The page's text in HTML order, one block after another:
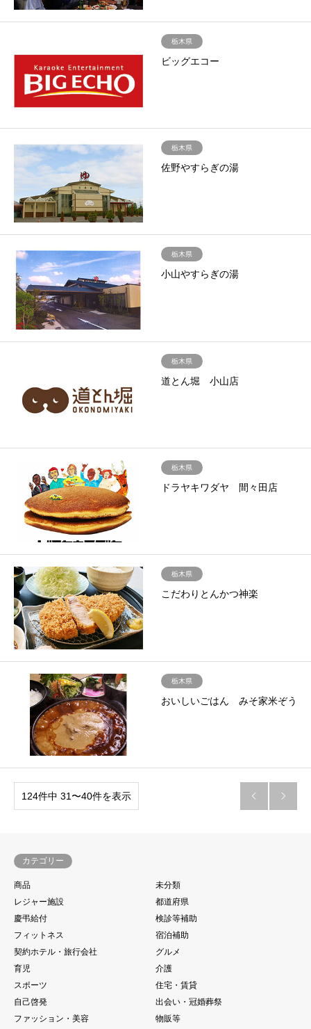
栃木県
ビッグエコー
栃木県
佐野やすらぎの湯
栃木県
小山やすらぎの湯
栃木県
道とん堀 小山店
栃木県
ドラヤキワダヤ 間々田店
栃木県
こだわりとんかつ神楽
栃木県
おいしいごはん みそ家米ぞう
124件中 31〜40件を表示  
カテゴリー
商品
未分類
レジャー施設
都道府県
慶弔給付
検診等補助
フィットネス
宿泊補助
契約ホテル・旅行会社
グルメ
育児
介護
スポーツ
住宅・賃貸
自己啓発
出会い・冠婚葬祭
ファッション・美容
物販等